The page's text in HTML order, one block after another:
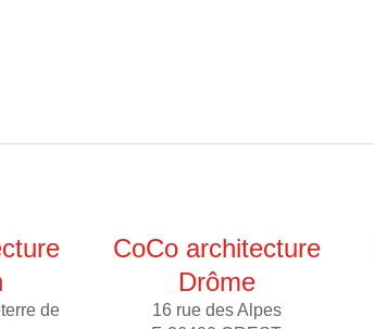
de
CoCo architecture
Drôme
16 rue des Alpes